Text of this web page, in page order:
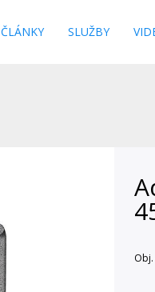
ČLÁNKY SLUŽBY